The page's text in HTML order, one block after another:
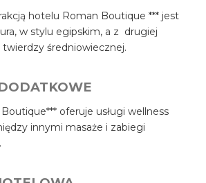
hotelu Roman Boutique *** jest
w stylu egipskim, a z drugiej
średniowiecznej.
oferuje usługi wellness
innymi masaże i zabiegi